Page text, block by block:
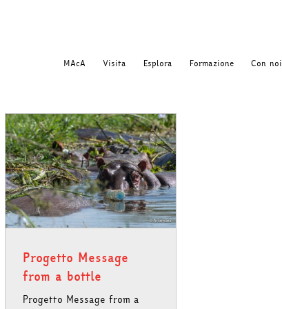
MAcA Visita Esplora Formazione Con noi
Progetto Message
from a bottle
Progetto Message from a